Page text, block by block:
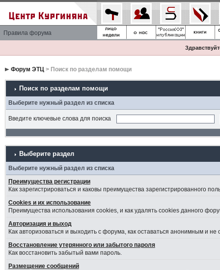
Правила форума
Форум ЭТЦ> Поиск по разделам помощи
Поиск по разделам помощи
Выберите нужный раздел из списка
Введите ключевые слова для поиска
Выберите раздел
Выберите нужный раздел из списка
Преимущества регистрации
Как зарегистрироваться и каковы преимущества зарегистрированного
Cookies и их использование
Преимущества использования cookies, и как удалять cookies данного
Авторизация и выход
Как авторизоваться и выходить с форума, как оставаться анонимным и
Восстановление утерянного или забытого пароля
Как восстановить забытый вами пароль.
Размещение сообщений